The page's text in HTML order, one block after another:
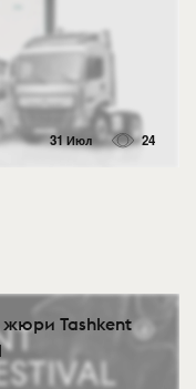
31 Июл 24
жюри Tashkent